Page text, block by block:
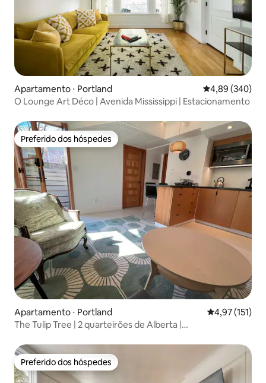
Apartamento ⋅ Portland 4,89 de uma
4,89 (340)
O Lounge Art Déco | Avenida Mississippi | Estacionamento
Preferido dos hóspedes
Preferido dos hóspedes
Apartamento ⋅ Portland 4,97 de uma
4,97 (151)
The Tulip Tree | 2 quarteirões de Alberta |
Preferido dos hóspedes
Preferido dos hóspedes